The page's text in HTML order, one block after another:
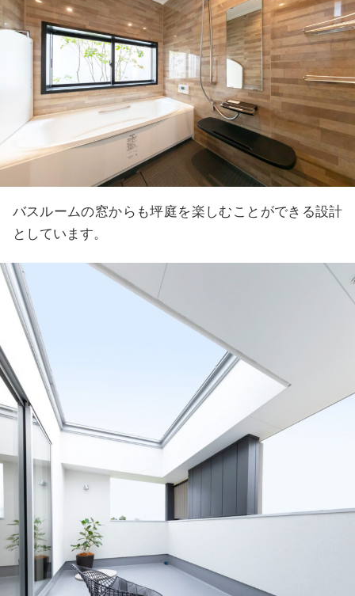
バスルームの窓からも坪庭を楽しむことができる設計
としています。